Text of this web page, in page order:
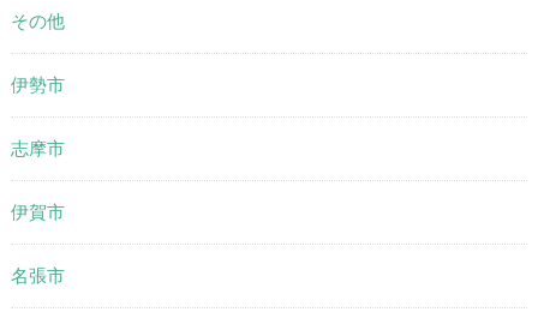
その他
伊勢市
志摩市
伊賀市
名張市